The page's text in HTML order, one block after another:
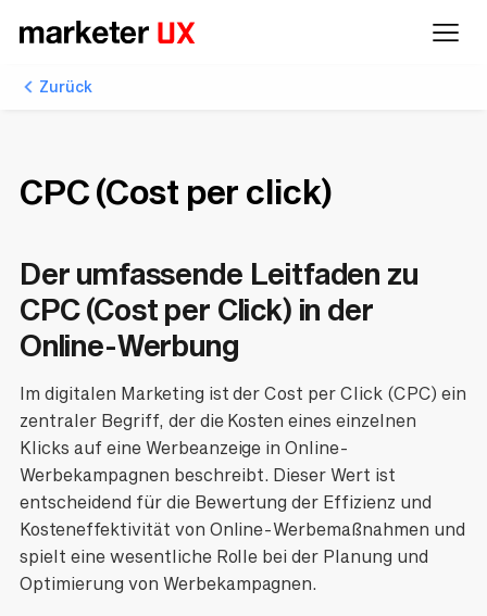
Zurück
CPC (Cost per click)
Der umfassende Leitfaden zu
CPC (Cost per Click) in der
Online-Werbung
Im digitalen Marketing ist der Cost per Click (CPC) ein
zentraler Begriff, der die Kosten eines einzelnen
Klicks auf eine Werbeanzeige in Online-
Werbekampagnen beschreibt. Dieser Wert ist
entscheidend für die Bewertung der Effizienz und
Kosteneffektivität von Online-Werbemaßnahmen und
spielt eine wesentliche Rolle bei der Planung und
Optimierung von Werbekampagnen.